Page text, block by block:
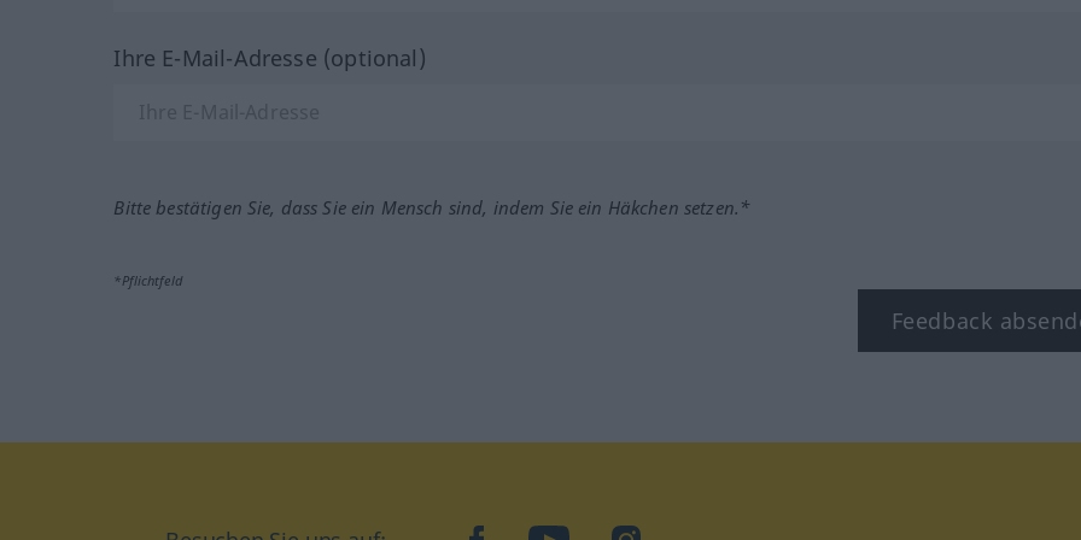
Ihre E-Mail-Adresse (optional)
Bitte bestätigen Sie, dass Sie ein Mensch sind, indem Sie ein Häkchen setzen.*
*Pflichtfeld
Feedback